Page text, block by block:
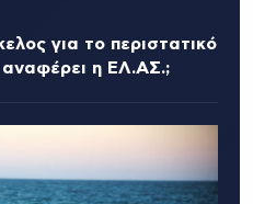
για το περιστατικό
αναφέρει η ΕΛ.ΑΣ.;